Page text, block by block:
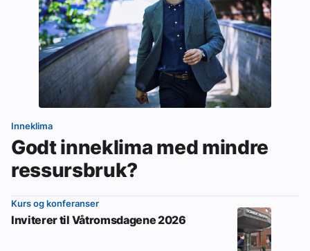
Inneklima
Godt inneklima med mindre
ressursbruk?
Kurs og konferanser
Inviterer til Våtromsdagene 2026